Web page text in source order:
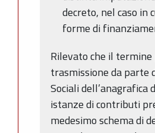
decreto, nel caso in
forme di
Rilevato che il
trasmissione da parte
Sociali
istanze di contributi
medesimo schema di